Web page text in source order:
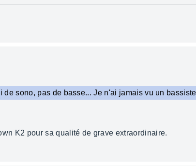
sono, pas de basse... Je n'ai jamais vu un
K2 pour sa qualité de grave extraordinaire.